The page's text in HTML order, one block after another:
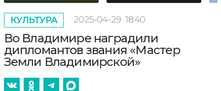
КУЛЬТУРА 2025-04-29 18:40
Во Владимире наградили
дипломантов звания «Мастер
Земли Владимирской»